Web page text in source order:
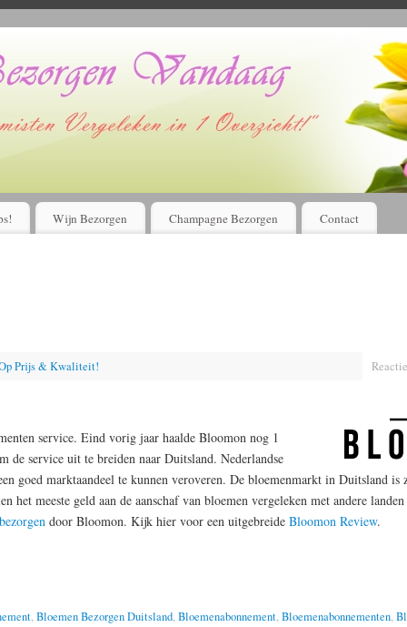
Voordelig bloemen bestellen en laten bezorgen? Kijk Hier!
Wijn Bezorgen Champagne Bezorgen Contact
Prijs & Kwaliteit!
service. Eind vorig jaar haalde Bloomon nog 1
service uit te breiden naar Duitsland. Nederlandse
goed marktaandeel te kunnen veroveren. De bloemenmarkt in Duitsland is
het meeste geld aan de aanschaf van bloemen vergeleken met andere
door Bloomon. Kijk hier voor een uitgebreide Bloomon Review.
,Bloemen Bezorgen Duitsland,Bloemenabonnement,Bloemenabonnementen,